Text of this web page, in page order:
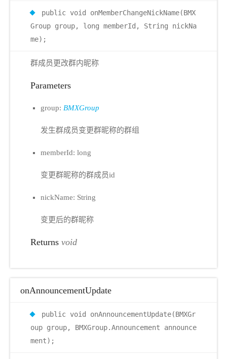
public void onMemberChangeNickName(BMX
Group group, long memberId, String nickNa
me);
群成员更改群内昵称
Parameters
group: BMXGroup
发生群成员变更群昵称的群组
memberId: long
变更群昵称的群成员id
nickName: String
变更后的群昵称
Returns void
onAnnouncementUpdate
public void onAnnouncementUpdate(BMXGr
oup group, BMXGroup.Announcement announce
ment);